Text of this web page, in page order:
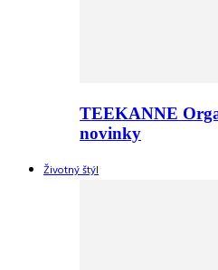
TEEKANNE
novinky
Životný štýl